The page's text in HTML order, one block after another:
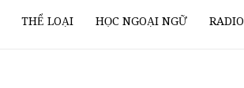
THỂ LOẠI HỌC NGOẠI NGỮ RADIO